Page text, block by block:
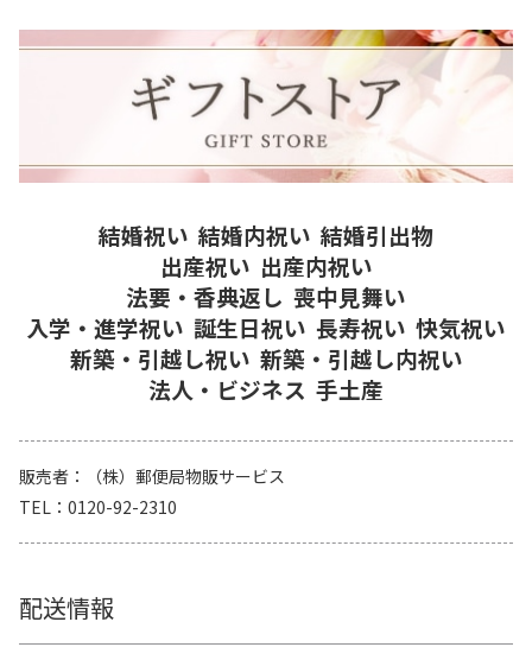
結婚祝い 結婚内祝い 結婚引出物
出産祝い 出産内祝い
法要・香典返し 喪中見舞い
入学・進学祝い 誕生日祝い 長寿祝い 快気祝い
新築・引越し祝い 新築・引越し内祝い
法人・ビジネス 手土産
販売者
（株）郵便局物販サービス
TEL
0120-92-2310
配送情報